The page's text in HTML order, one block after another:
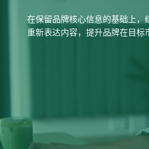
在保留品牌核心信息的基础上，
重新表达内容，提升品牌在目标